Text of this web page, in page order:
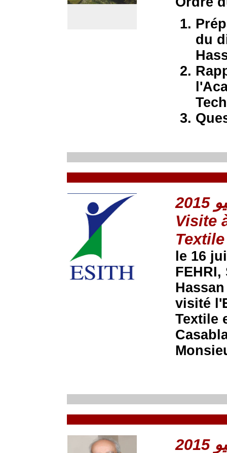
du
Visite
le 16
visité
Textile